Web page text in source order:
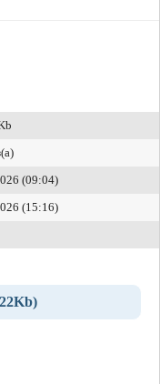
(09:04)
(15:16)